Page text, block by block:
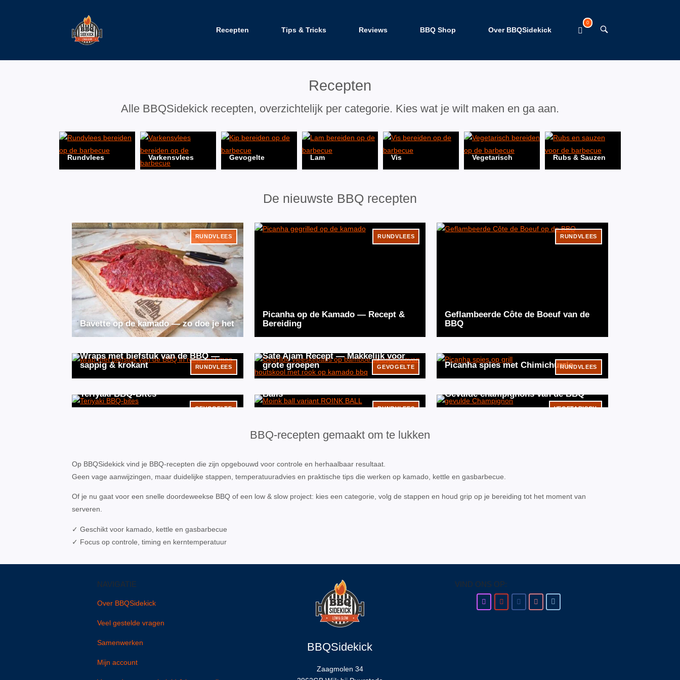
Home
Recepten Tips & Tricks Reviews BBQ Shop Over BBQSidekick
Winkelwagen
0
OPEN
DE
Recepten
Alle BBQSidekick recepten, overzichtelijk per categorie. Kies wat je wilt maken en ga aan.
Rundvlees Varkensvlees Gevogelte Lam Vis Vegetarisch Rubs & Sauzen
De nieuwste BBQ recepten
RUNDVLEES
Bavette op de kamado — zo doe je het
RUNDVLEES
Picanha op de Kamado — Recept &
Bereiding
RUNDVLEES
Geflambeerde Côte de Boeuf van de
BBQ
RUNDVLEES
Wraps met biefstuk van de BBQ —
sappig & krokant
GEVOGELTE
Sate Ajam Recept — Makkelijk voor
grote groepen
RUNDVLEES
Picanha spies met Chimichurrie
GEVOGELTE
Teriyaki BBQ-Bites
RUNDVLEES
Balls
VEGETARISCH
Gevulde champignons van de BBQ
BBQ-recepten gemaakt om te lukken
Op BBQSidekick vind je BBQ-recepten die zijn opgebouwd voor controle en herhaalbaar resultaat.
Geen vage aanwijzingen, maar duidelijke stappen, temperatuuradvies en praktische tips die werken op kamado, kettle en gasbarbecue.
Of je nu gaat voor een snelle doordeweekse BBQ of een low & slow project: kies een categorie, volg de stappen en houd grip op je bereiding tot het moment van
serveren.
✓ Geschikt voor kamado, kettle en gasbarbecue
✓ Focus op controle, timing en kerntemperatuur
NAVIGATIE
Over BBQSidekick
Veel gestelde vragen
Samenwerken
Mijn account
BBQSidekick
Zaagmolen 34
VIND ONS OP: